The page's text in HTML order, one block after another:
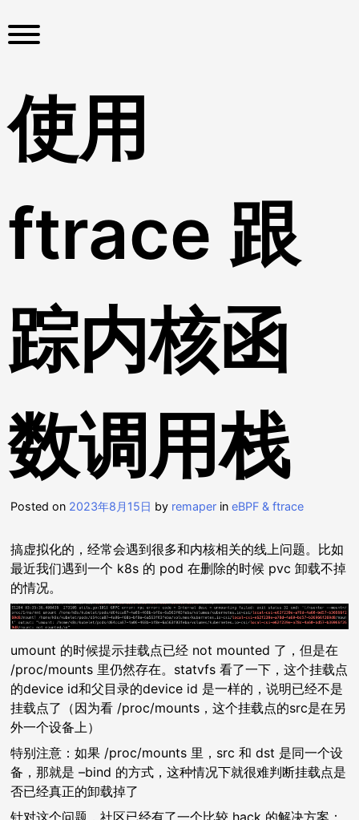
使用
ftrace 跟
踪内核函
数调用栈
Posted on 2023年8月15日 by remaper ineBPF & ftrace
搞虚拟化的，经常会遇到很多和内核相关的线上问题。比如
最近我们遇到一个 k8s 的 pod 在删除的时候 pvc 卸载不掉
的情况。
umount 的时候提示挂载点已经 not mounted 了，但是在
/proc/mounts 里仍然存在。statvfs 看了一下，这个挂载点
的device id和父目录的device id 是一样的，说明已经不是
挂载点了（因为看 /proc/mounts，这个挂载点的src是在另
外一个设备上）
特别注意：如果 /proc/mounts 里，src 和 dst 是同一个设
备，那就是 –bind 的方式，这种情况下就很难判断挂载点是
否已经真正的卸载掉了
针对这个问题，社区已经有了一个比较 hack 的解决方案：